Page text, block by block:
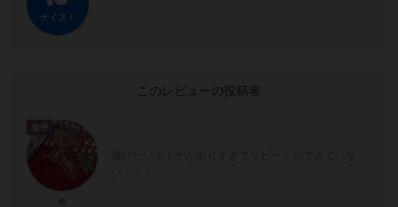
ナイス！
このレビューの投稿者
皇帝